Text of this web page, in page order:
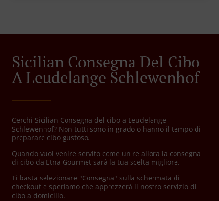
Sicilian Consegna Del Cibo
A Leudelange Schlewenhof
Cerchi Sicilian Consegna del cibo a Leudelange
Schlewenhof? Non tutti sono in grado o hanno il tempo di
preparare cibo gustoso.
Quando vuoi venire servito come un re allora la consegna
di cibo da Etna Gourmet sarà la tua scelta migliore.
Ti basta selezionare "Consegna" sulla schermata di
checkout e speriamo che apprezzerà il nostro servizio di
cibo a domicilio.